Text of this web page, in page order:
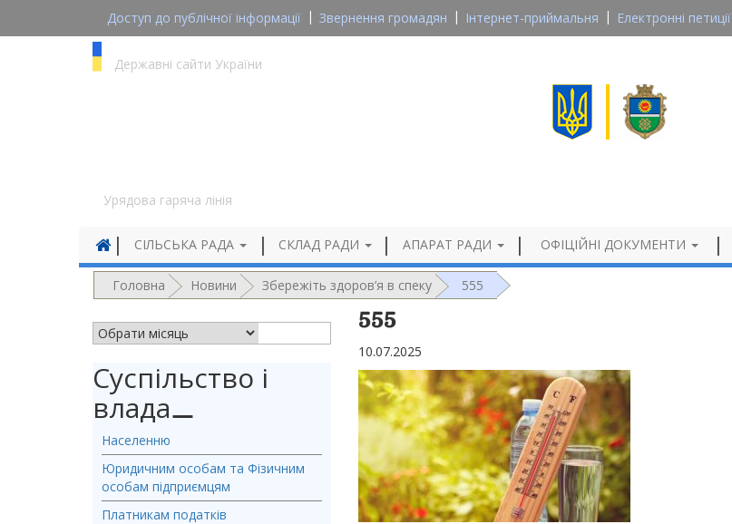
Доступ до публічної інформації Звернення громадян Інтернет-приймальня
Електронні петиції
Державні сайти України
Урядова гаряча лінія
СІЛЬСЬКА РАДА СКЛАД РАДИ АПАРАТ РАДИ ОФІЦІЙНІ ДОКУМЕНТИ
Головна Новини Збережіть здоров’я в спеку 555
АРХІВ НОВИН
Суспільство і
влада⚊
Населенню
Юридичним особам та Фізичним
особам підприємцям
Платникам податків
555
10.07.2025